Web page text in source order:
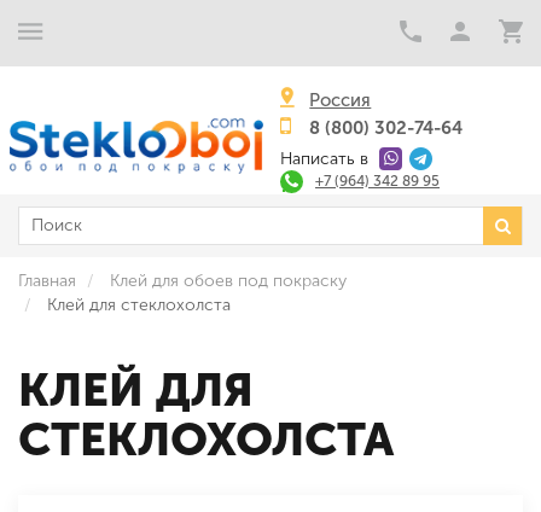
Россия
8 (800) 302-74-64
Написать в
+7 (964) 342 89 95
Главная
Клей для обоев под покраску
Клей для стеклохолста
КЛЕЙ ДЛЯ
СТЕКЛОХОЛСТА